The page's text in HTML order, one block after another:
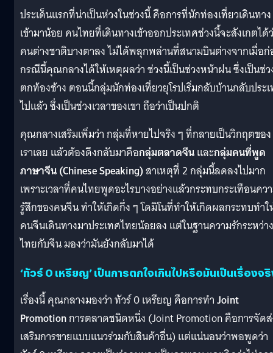
ประเด็นแรกที่น่าเป็นห่วงในช่วงนี้ คือการที่นักท่องเที่ยวเดินทาง
เข้ามาน้อย คนไทยที่เดินทางเข้าออกประเทศช่วงนี้จะสังเกตได้
คนต่างชาติบางตาลง ไม่ได้พลุกพล่านที่สนามบินต่างจากเมื่อ
กรณีนี้คุณกลางได้ให้เหตุผลว่า ช่วงนี้เป็นช่วงหน้าฝน ซึ่งเป็นช่ว
ตกท้องช้าง ตอนนี้กลุ่มนักท่องเที่ยวยุโรปเริ่มกลับบ้านกลับประ
ไปแล้ว ซึ่งเป็นช่วงเวลาของเขา ถือว่าเป็นปกติ
คุณกลางเสริมเพิ่มว่า กลุ่มที่หายไปจริง ๆ ที่กลายเป็นวิกฤตของ
เราเลย แล้วต้องดึงกลับมาคือกลุ่มตลาดจีนและกลุ่มคนที่พูด
ภาษาจีน (Chinese Speaking)สาเหตุที่ 2 กลุ่มนี้ลดลงไปมาก
เพราะเวลาที่คนไทยพูดอะไรบางอย่างแล้วกระทบกระเทือนคว
รู้สึกของคนจีน ทำให้เกิดกึ่ง ๆ โดมิโนที่ทำให้เกิดผลกระทบทำ
คนจีนเดินทางมาประเทศไทยน้อยลง แต่ในฐานความรักระหว่าง
ไทยกับจีน มองว่ามันยังกลับมาได้
‘ทัวร์ 0 เหรียญ’ เป็นการตกใจเกินไปหรือมันเป็นเรื่องจ
เรื่องนี้ คุณกลางมองว่า ทัวร์ 0 เหรียญ คือการทำJoint
Promotionการตลาดชนิดหนึ่ง (Joint Promotion คือการจัด
เสริมการขายแบบแนวร่วมกับสินค้าอื่น) แต่แน่นอนว่าพอพูดว่า